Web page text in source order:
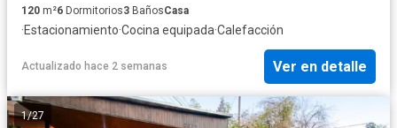
120 m²6 Dormitorios3 BañosCasa
·Estacionamiento·Cocina equipada·Calefacción
Actualizado hace 2 semanas Ver en detalle
1/27